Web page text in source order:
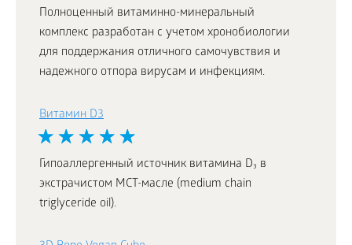
Полноценный витаминно-минеральный
комплекс разработан с учетом хронобиологии
для поддержания отличного самочувствия и
надежного отпора вирусам и инфекциям.
Витамин D3
Гипоаллергенный источник витамина D₃ в
экстрачистом МСТ-масле (medium chain
triglyceride oil).